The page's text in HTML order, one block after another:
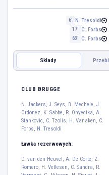
6' N. Tresoldi
17' C. Forbs
63' C. Forbs
Składy
FC BARCELONA
J. Seys
65
B. Mechele
C. Tzolis
8
CLUB BRUGGE
N. Jackers, J. Seys, B. Mechele, J.
Ordonez, K. Sabbe, R. Onyedika, A.
Stankovic, C. Tzolis, H. Vanaken, C.
Forbs, N. Tresoldi
Ławka rezerwowych:
D. van den Heuvel, A. De Corte, Z.
Romero, H. Vetlesen, C. Sandra, R.